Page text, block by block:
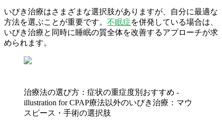
いびき治療はさまざまな選択肢がありますが、自分に最適な
方法を選ぶことが重要です。 不眠症を併発している場合は、
いびき治療と同時に睡眠の質全体を改善するアプローチが求
められます。
治療法の選び方：症状の重症度別おすすめ -
illustration for CPAP療法以外のいびき治療：マウ
スピース・手術の選択肢